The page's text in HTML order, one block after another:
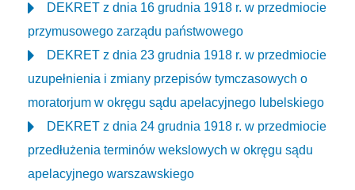
DEKRET z dnia 16 grudnia 1918 r. w przedmiocie
przymusowego zarządu państwowego
DEKRET z dnia 23 grudnia 1918 r. w przedmiocie
uzupełnienia i zmiany przepisów tymczasowych o
moratorjum w okręgu sądu apelacyjnego lubelskiego
DEKRET z dnia 24 grudnia 1918 r. w przedmiocie
przedłużenia terminów wekslowych w okręgu sądu
apelacyjnego warszawskiego